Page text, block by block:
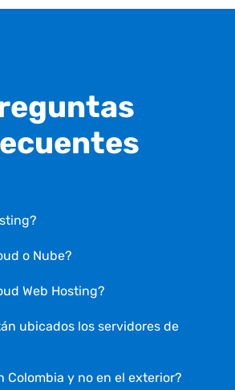
o Nube?
Web Hosting?
ubicados los servidores de
Colombia y no en el exterior?